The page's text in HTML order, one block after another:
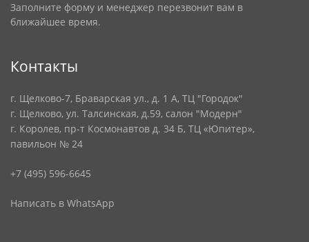
Заполните форму и менеджер перезвонит вам в
ближайшее время.
Контакты
г. Щелково-7, Браварская ул., д. 1 А, ТЦ "Городок"
г. Щелково, ул. Талсинская, д.59, салон "Модерн"
г. Королев, пр-т Космонавтов д. 34 Б, ТЦ «Юпитер»,
павильон № 24
+7 (495) 596-6645
Написать в WhatsApp